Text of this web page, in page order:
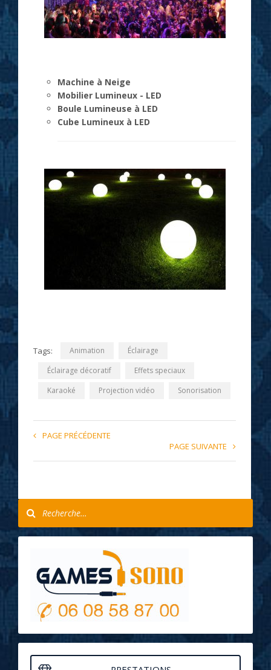
Machine à Neige
Mobilier Lumineux - LED
Boule Lumineuse à LED
Cube Lumineux à LED
Tags: Animation
Éclairage
Éclairage décoratif
Effets speciaux
Karaoké
Projection vidéo Sonorisation
PAGE PRÉCÉDENTE
PAGE SUIVANTE